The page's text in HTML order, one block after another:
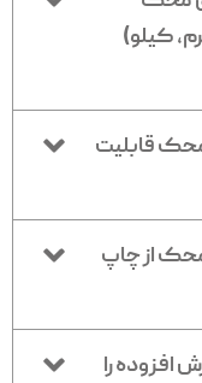
کیلو)
محک قابلیت
محک از چاپ
افزوده را